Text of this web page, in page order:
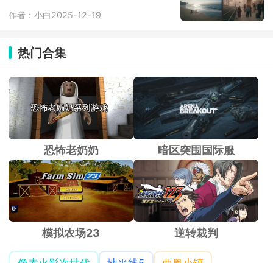
作者：小白2025-12-19
热门合集
恐怖老奶奶 暗区突围国际服
模拟农场23 逆转裁判